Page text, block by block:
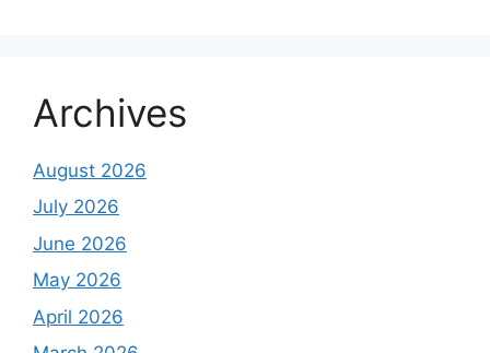
Archives
August 2026
July 2026
June 2026
May 2026
April 2026